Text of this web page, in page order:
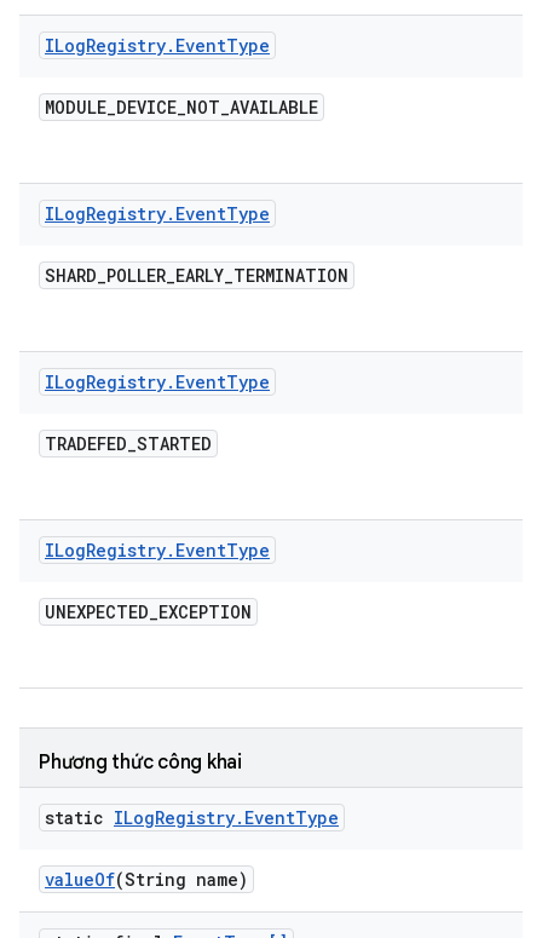
ILogRegistry. EventType
MODULE_DEVICE_NOT_AVAILABLE
ILogRegistry. EventType
SHARD_POLLER_EARLY_TERMINATION
ILogRegistry. EventType
TRADEFED_STARTED
ILogRegistry. EventType
UNEXPECTED_EXCEPTION
Phương thức công khai
static ILogRegistry. EventType
valueOf(String name)